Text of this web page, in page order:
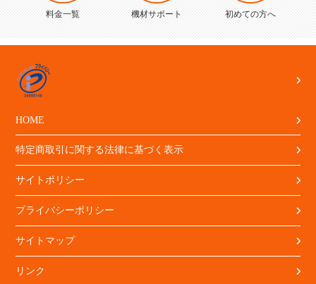
料金一覧 機材サポート 初めての方へ
HOME
特定商取引に関する法律に基づく表示
サイトポリシー
プライバシーポリシー
サイトマップ
リンク